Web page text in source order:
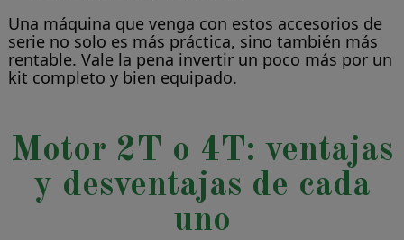
Una máquina que venga con estos accesorios de
serie no solo es más práctica, sino también más
rentable. Vale la pena invertir un poco más por un
kit completo y bien equipado.
Motor 2T o 4T: ventajas
y desventajas de cada
uno